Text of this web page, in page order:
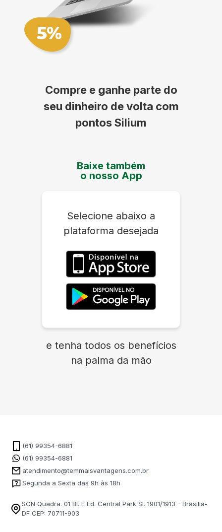
Compre e ganhe parte do
seu dinheiro de volta com
pontos Silium
Baixe também
o nosso App
e tenha todos os benefícios
na palma da mão
Selecione abaixo a
plataforma desejada
(61) 99354-6881
(61) 99354-6881
atendimento@temmaisvantagens.com.br
Segunda a Sexta das 9h às 18h
SCN Quadra. 01 Bl. E Ed. Central Park Sl. 1901/1913 - Brasilia-
DF CEP: 70711-903